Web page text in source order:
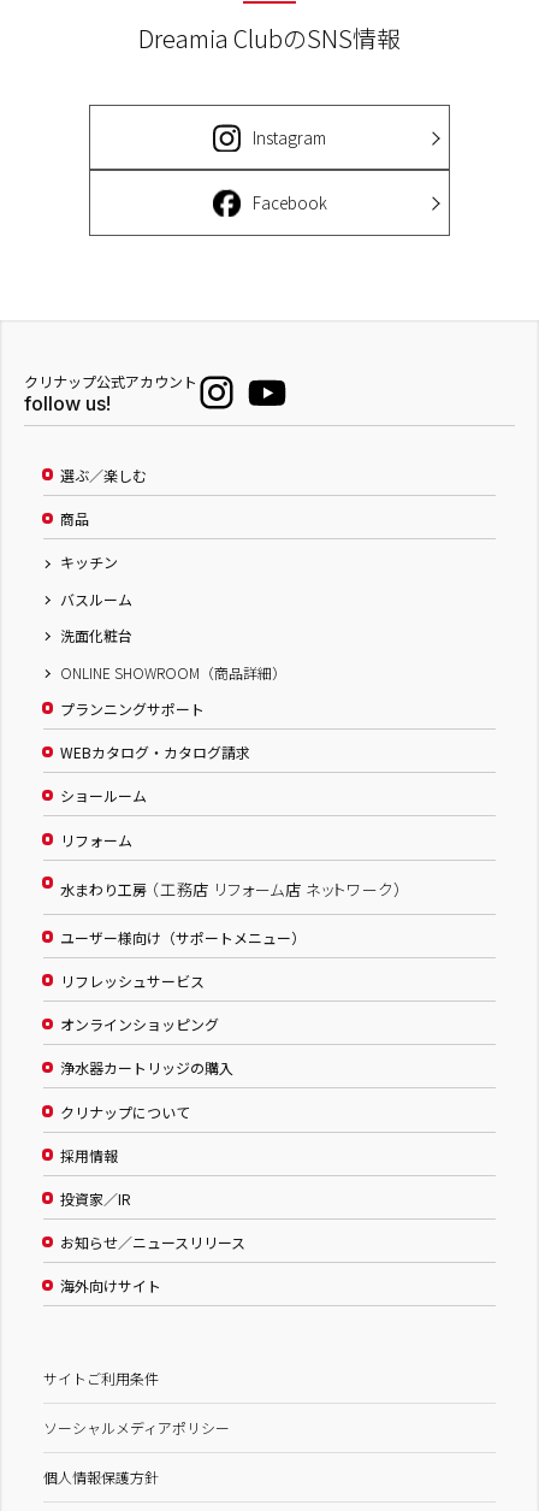
Dreamia ClubのSNS情報
Instagram
Facebook
クリナップ公式アカウント
follow us!
選ぶ／楽しむ
商品
キッチン
バスルーム
洗面化粧台
ONLINE SHOWROOM（商品詳細）
プランニングサポート
WEBカタログ・カタログ請求
ショールーム
リフォーム
水まわり工房 （工務店 リフォーム店 ネットワーク）
ユーザー様向け（サポートメニュー）
リフレッシュサービス
オンラインショッピング
浄水器カートリッジの購入
クリナップについて
採用情報
投資家／IR
お知らせ／ニュースリリース
海外向けサイト
サイトご利用条件
ソーシャルメディアポリシー
個人情報保護方針